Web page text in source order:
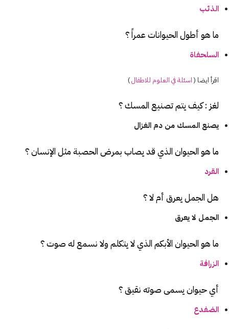
الذئب
ما هو أطول الحيوانات عمراً ؟
السلحفاة
اقرأ ايضا (اسئلةفي العلوم للاطفال)
لغز : كيف يتم تصنيع المسك ؟
يصنع المسك من دم الغزال
ما هو الحيوان الذي قد يصاب بمرض الحصبة مثل الإنسان ؟
القرد
هل الجمل يعرق أم لا ؟
الجمل لا يعرق
ما هو الحيوان الأبكم الذي لا يتكلم ولا نسمع له صوت ؟
الزرافة
أي حيوان يسمى صوته نقيق ؟
الضفدع